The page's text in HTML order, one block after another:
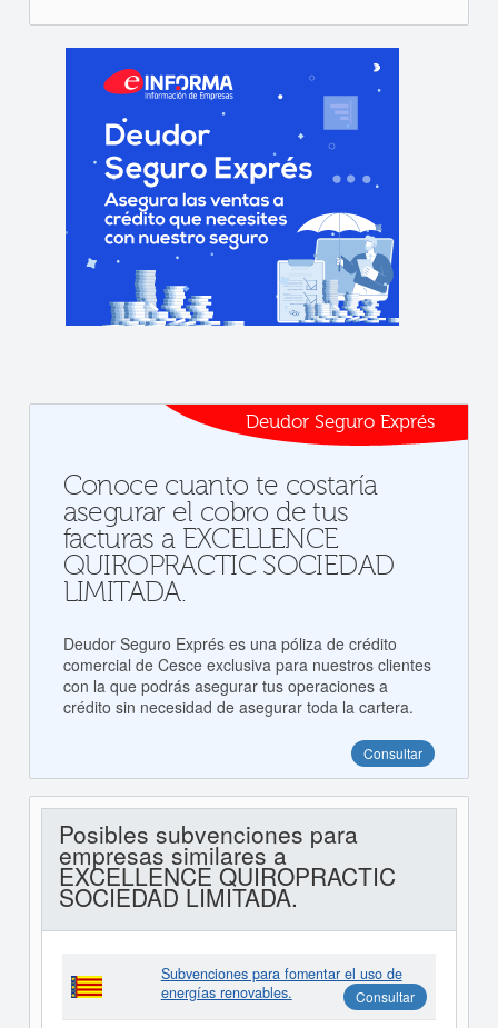
Deudor Seguro Exprés
Conoce cuanto te costaría
asegurar el cobro de tus
facturas a EXCELLENCE
QUIROPRACTIC SOCIEDAD
LIMITADA.
Deudor Seguro Exprés es una póliza de crédito
comercial de Cesce exclusiva para nuestros clientes
con la que podrás asegurar tus operaciones a
crédito sin necesidad de asegurar toda la cartera.
Consultar
Posibles subvenciones para
empresas similares a
EXCELLENCE QUIROPRACTIC
SOCIEDAD LIMITADA.
Subvenciones para fomentar el uso de
energías renovables.
Consultar